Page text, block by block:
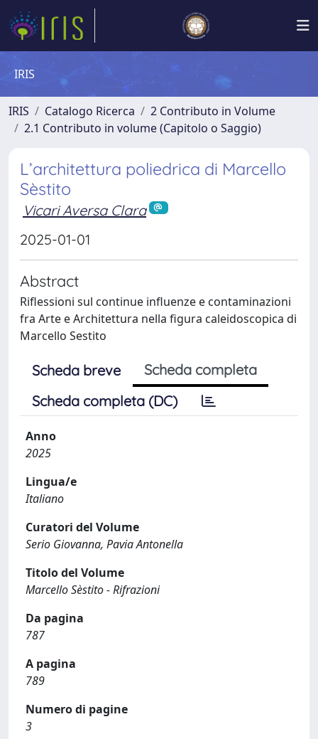
IRIS
IRIS Catalogo Ricerca
2 Contributo in Volume
2.1 Contributo in volume (Capitolo o Saggio)
L’architettura poliedrica di Marcello
Sèstito
Vicari Aversa Clara
2025-01-01
Abstract
Riflessioni sul continue influenze e contaminazioni
fra Arte e Architettura nella figura caleidoscopica di
Marcello Sestito
Scheda breve
Scheda completa
Scheda completa (DC)
Anno
2025
Lingua/e
Italiano
Curatori del Volume
Serio Giovanna, Pavia Antonella
Titolo del Volume
Marcello Sèstito - Rifrazioni
Da pagina
787
A pagina
789
Numero di pagine
3